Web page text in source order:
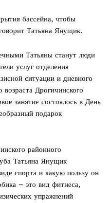
бассейна, чтобы
Татьяна Янущик.
Татьяны станут люди
услуг отделения
ситуации и дневного
Дрогичинского
занятие состоялось в День
подарок
районного
Татьяна Янущик
спорта и какую пользу он
– это вид фитнеса,
упражнений